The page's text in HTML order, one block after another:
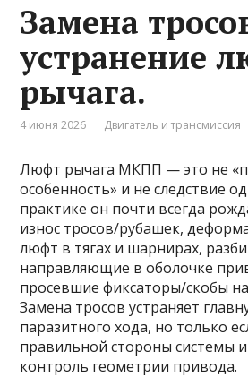
Замена
устранение
рычага.
4 июня 2026 Двигатель и трансмиссия
Люфт рычага МКПП — это не
особенность» и не следствие
практике он почти всегда
износ тросов/рубашек,
люфт в тягах и шарнирах,
направляющие в оболочке
просевшие фиксаторы/скобы
Замена тросов устраняет
паразитного хода, но только
правильной стороны системы
контроль геометрии привода.